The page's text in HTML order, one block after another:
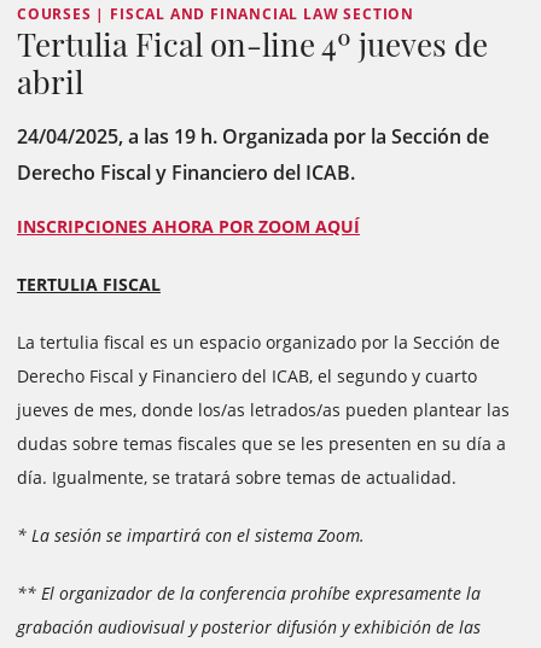
COURSES | FISCAL AND FINANCIAL LAW SECTION
Tertulia Fical on-line 4º jueves de
abril
24/04/2025, a las 19 h. Organizada por la Sección de
Derecho Fiscal y Financiero del ICAB.
INSCRIPCIONES AHORA POR ZOOM AQUÍ
TERTULIA FISCAL
La tertulia fiscal es un espacio organizado por la Sección de
Derecho Fiscal y Financiero del ICAB, el segundo y cuarto
jueves de mes, donde los/as letrados/as pueden plantear las
dudas sobre temas fiscales que se les presenten en su día a
día. Igualmente, se tratará sobre temas de actualidad.
* La sesión se impartirá con el sistema Zoom.
** El organizador de la conferencia prohíbe expresamente la
grabación audiovisual y posterior difusión y exhibición de las